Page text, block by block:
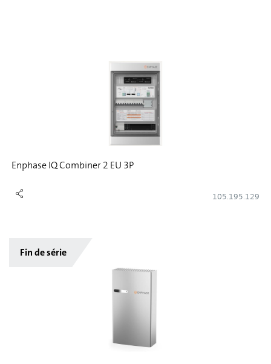
Enphase IQ Combiner 2 EU 3P
105.195.129
Fin de série